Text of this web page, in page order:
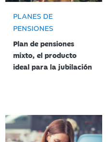
PLANES DE
PENSIONES
Plan de pensiones
mixto, el producto
ideal para la jubilación